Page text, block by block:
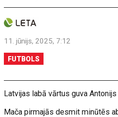
11. jūnijs, 2025, 7:12
FUTBOLS
Latvijas labā vārtus guva
Mača pirmajās desmit minūtēs